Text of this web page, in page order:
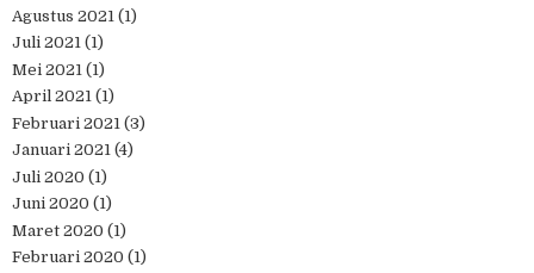
Agustus 2021 (1)
Juli 2021 (1)
Mei 2021 (1)
April 2021 (1)
Februari 2021 (3)
Januari 2021 (4)
Juli 2020 (1)
Juni 2020 (1)
Maret 2020 (1)
Februari 2020 (1)